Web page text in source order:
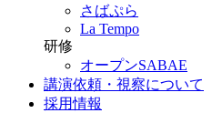
さばぷら
La Tempo
研修
オープンSABAE
講演依頼・視察について
採用情報